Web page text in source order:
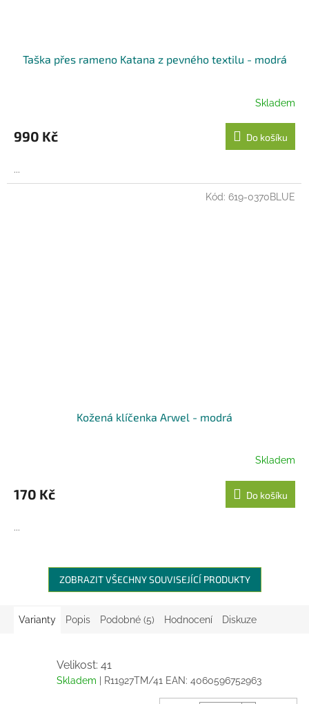
Taška přes rameno Katana z pevného textilu - modrá
Skladem
990 Kč Do košíku
...
Kožená klíčenka Arwel - modrá
Skladem
170 Kč Do košíku
...
Kód: 619-0370BLUE
ZOBRAZIT VŠECHNY SOUVISEJÍCÍ PRODUKTY
Varianty Popis Podobné (5) Hodnocení Diskuze
Velikost: 41
Skladem | R11927TM/41 EAN: 4060596752963